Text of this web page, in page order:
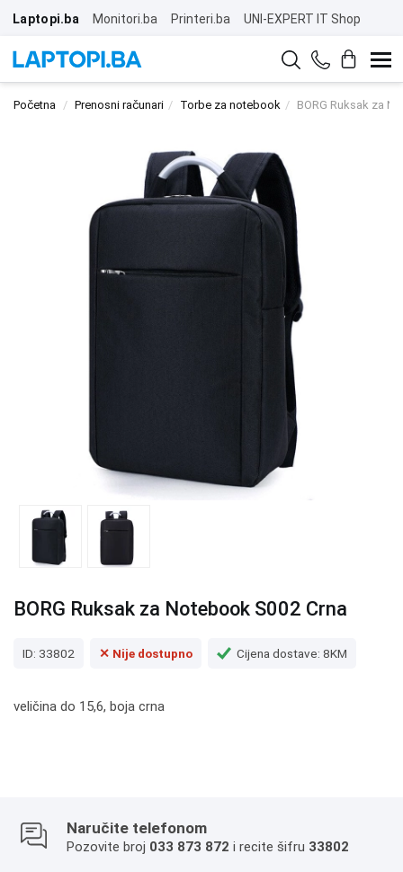
Laptopi.ba Monitori.ba Printeri.ba UNI-EXPERT IT Shop
Početna Prenosni računari Torbe za notebook BORG Ruksak za
BORG Ruksak za Notebook S002 Crna
ID: 33802 ✕ Nije dostupno Cijena dostave: 8KM
veličina do 15,6, boja crna
Naručite telefonom
Pozovite broj 033 873 872 i recite šifru 33802